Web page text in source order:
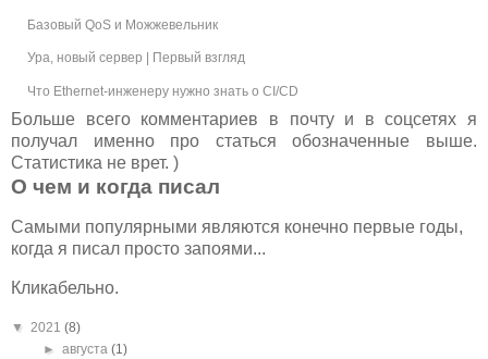
Базовый QoS и Можжевельник
Ура, новый сервер | Первый взгляд
Что Ethernet-инженеру нужно знать о CI/CD
Больше всего комментариев в почту и в соцсетях я
получал именно про статься обозначенные выше.
Статистика не врет. )
О чем и когда писал
Самыми популярными являются конечно первые годы,
когда я писал просто запоями...
Кликабельно.
▼ 2021 (8)
►
августа(1)